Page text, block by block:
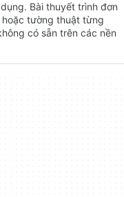
Bài thuyết trình đơn
tường thuật từng
có sẵn trên các nền